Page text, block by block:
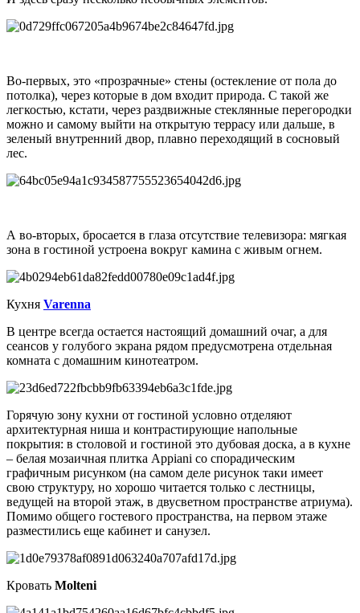
Во-первых, это «прозрачные» стены (остекление от пола до
потолка), через которые в дом входит природа. С такой же
легкостью, кстати, через раздвижные стеклянные перегородки
можно и самому выйти на открытую террасу или дальше, в
зеленый внутренний двор, плавно переходящий в сосновый
лес.
А во-вторых, бросается в глаза отсутствие телевизора: мягкая
зона в гостиной устроена вокруг камина с живым огнем.
Кухня Varenna
В центре всегда остается настоящий домашний очаг, а для
сеансов у голубого экрана рядом предусмотрена отдельная
комната с домашним кинотеатром.
Горячую зону кухни от гостиной условно отделяют
архитектурная ниша и контрастирующие напольные
покрытия: в столовой и гостиной это дубовая доска, а в кухне
– белая мозаичная плитка Appiani со спорадическим
графичным рисунком (на самом деле рисунок таки имеет
свою структуру, но хорошо читается только с лестницы,
ведущей на второй этаж, в двусветном пространстве атриума).
Помимо общего гостевого пространства, на первом этаже
разместились еще кабинет и санузел.
Кровать Molteni